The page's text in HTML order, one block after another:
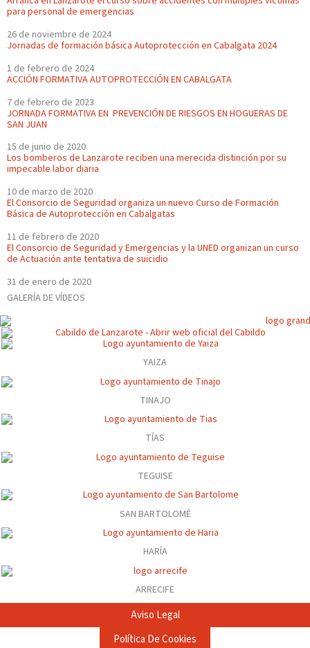
para personal de emergencias
26 de noviembre de 2024
Jornadas de formación básica Autoprotección en Cabalgata 2024
1 de febrero de 2024
ACCIÓN FORMATIVA AUTOPROTECCIÓN EN CABALGATA
7 de febrero de 2023
JORNADA FORMATIVA EN PREVENCIÓN DE RIESGOS EN HOGUERAS DE
SAN JUAN
15 de junio de 2020
Los bomberos de Lanzarote reciben una merecida distinción por su
impecable labor diaria
10 de marzo de 2020
El Consorcio de Seguridad organiza un nuevo Curso de Formación
Básica de Autoprotección en Cabalgatas
11 de febrero de 2020
El Consorcio de Seguridad y Emergencias y la UNED organizan un curso
de Actuación ante tentativa de suicidio
31 de enero de 2020
GALERÍA DE VÍDEOS
YAIZA
TINAJO
TÍAS
TEGUISE
SAN BARTOLOMÉ
HARÍA
ARRECIFE
Aviso Legal
Política De Cookies